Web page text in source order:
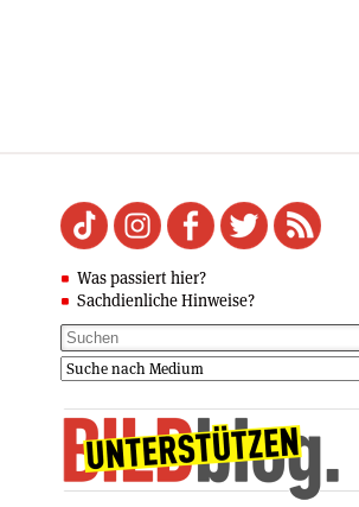
Was passiert hier?
Sachdienliche Hinweise?